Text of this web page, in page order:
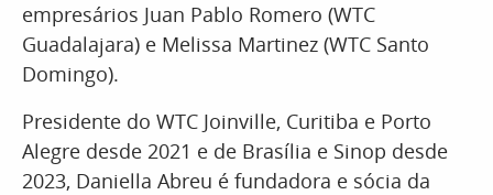
empresários Juan Pablo Romero (WTC
Guadalajara) e Melissa Martinez (WTC Santo
Domingo).
Presidente do WTC Joinville, Curitiba e Porto
Alegre desde 2021 e de Brasília e Sinop desde
2023, Daniella Abreu é fundadora e sócia da